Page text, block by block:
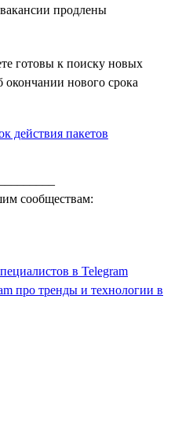
продлены
готовы к поиску новых
нового срока
сообществам:
в Telegram
про тренды и технологии в